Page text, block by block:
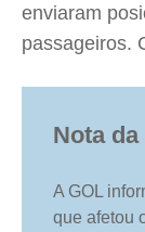
enviaram
passageiros.
Nota da
A GOL
que afetou